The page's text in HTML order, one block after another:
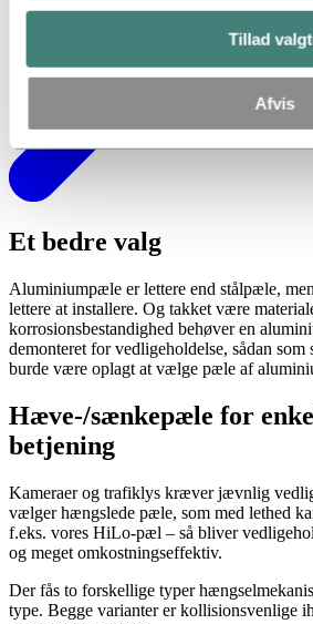
Tillad
Afvis
Et bedre valg
Aluminiumpæle er lettere end stålpæle,
lettere at installere. Og takket være
korrosionsbestandighed behøver en
demonteret for vedligeholdelse, sådan som
burde være oplagt at vælge pæle af
Hæve-/sænkepæle for
betjening
Kameraer og trafiklys kræver jævnlig
vælger hængslede pæle, som med lethed
f.eks. vores HiLo-pæl – så bliver
og meget omkostningseffektiv.
Der fås to forskellige typer
type. Begge varianter er kollisionsvenlige